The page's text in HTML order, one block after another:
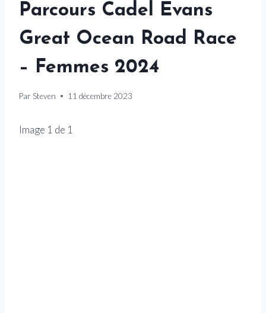
Parcours Cadel Evans
Great Ocean Road Race
– Femmes 2024
Par Steven 11 décembre 2023
Image 1 de 1